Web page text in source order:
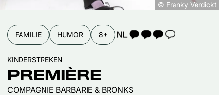
© Franky Verdickt
FAMILIE HUMOR 8+ TAALICOON 3
PREMIÈRE
COMPAGNIE BARBARIE & BRONKS
KINDERSTREKEN